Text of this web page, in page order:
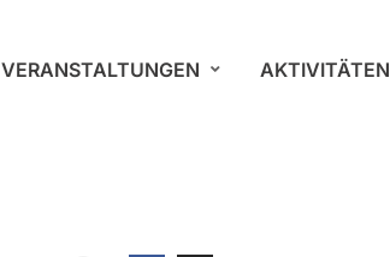
VERANSTALTUNGEN AKTIVITÄTEN